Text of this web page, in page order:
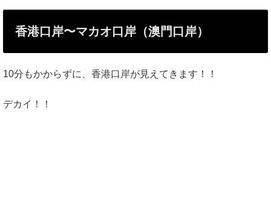
香港口岸〜マカオ口岸（澳門口岸）
10分もかからずに、香港口岸が見えてきます！！
デカイ！！